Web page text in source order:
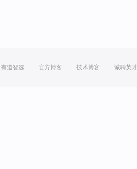
有道智选 官方博客 技术博客 诚聘英才